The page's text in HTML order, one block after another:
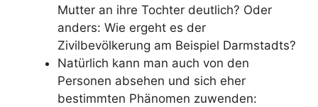
Mutter an ihre Tochter deutlich? Oder
anders: Wie ergeht es der
Zivilbevölkerung am Beispiel Darmstadts?
Natürlich kann man auch von den
Personen absehen und sich eher
bestimmten Phänomen zuwenden: